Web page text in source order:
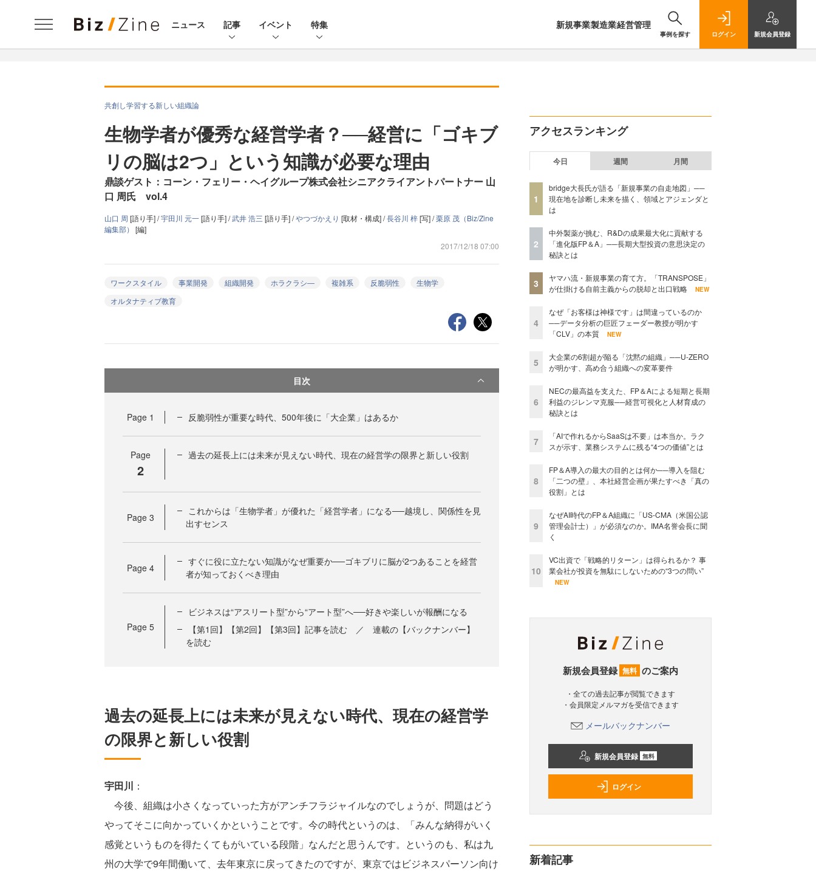
ニュース 記事 イベント 特集 新規事業製造業経営管理
事例を探す ログイン 新規会員登録
共創し学習する新しい組織論
生物学者が優秀な経営学者？──経営に「ゴキブ
リの脳は2つ」という知識が必要な理由
鼎談ゲスト：コーン・フェリー・ヘイグループ株式会社シニアクライアントパートナー 山
口 周氏 vol.4
山口 周 [語り手] /宇田川 元一[語り手] /武井 浩三 [語り手] /やつづかえり [取材・構成] /長谷川 梓[写] /栗原 茂（Biz/Zine
編集部） [編]
2017/12/18 07:00
ワークスタイル 事業開発 組織開発 ホラクラシ― 複雑系 反脆弱性
生物学
オルタナティブ教育
目次
Page 1 反脆弱性が重要な時代、500年後に「大企業」はあるか
Page
2
過去の延長上には未来が見えない時代、現在の経営学の限界と新しい役割
Page 3
これからは「生物学者」が優れた「経営学者」になる──越境し、関係性を見
出すセンス
Page 4
すぐに役に立たない知識がなぜ重要か──ゴキブリに脳が2つあることを経営
者が知っておくべき理由
Page 5
ビジネスは“アスリート型”から“アート型”へ──好きや楽しいが報酬になる
【第1回】【第2回】【第3回】記事を読む ／ 連載の【バックナンバー】
を読む
過去の延長上には未来が見えない時代、現在の経営学
の限界と新しい役割
宇田川 ：
今後、組織は小さくなっていった方がアンチフラジャイルなのでしょうが、問題はどう
やってそこに向かっていくかということです。今の時代というのは、「みんな納得がいく
感覚というものを得たくてもがいている段階」なんだと思うんです。というのも、私は九
州の大学で9年間働いて、去年東京に戻ってきたのですが、東京ではビジネスパーソン向け
アクセスランキング
今日 週間 月間
1
bridge大長氏が語る「新規事業の自走地図」──
現在地を診断し未来を描く、領域とアジェンダと
は
2
中外製薬が挑む、R&Dの成果最大化に貢献する
「進化版FP＆A」──長期大型投資の意思決定の
秘訣とは
3
ヤマハ流・新規事業の育て方。「TRANSPOSE」
が仕掛ける自前主義からの脱却と出口戦略
NEW
4
なぜ「お客様は神様です」は間違っているのか
──データ分析の巨匠フェーダー教授が明かす
「CLV」の本質
NEW
5
大企業の6割超が陥る「沈黙の組織」──U-ZERO
が明かす、高め合う組織への変革要件
6
NECの最高益を支えた、FP＆Aによる短期と長期
利益のジレンマ克服──経営可視化と人材育成の
秘訣とは
7
「AIで作れるからSaaSは不要」は本当か。ラク
スが示す、業務システムに残る“4つの価値”とは
8
FP＆A導入の最大の目的とは何か──導入を阻む
「二つの壁」、本社経営企画が果たすべき「真の
役割」とは
9
なぜAI時代のFP＆A組織に「US-CMA（米国公認
管理会計士）」が必須なのか。IMA名誉会長に聞
く
10
VC出資で「戦略的リターン」は得られるか？ 事
業会社が投資を無駄にしないための“3つの問い”
NEW
新規会員登録 無料 のご案内
・全ての過去記事が閲覧できます
・会員限定メルマガを受信できます
メールバックナンバー
新規会員登録 無料
ログイン
新着記事